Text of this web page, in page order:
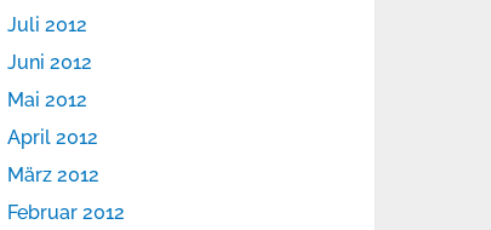
Juli 2012
Juni 2012
Mai 2012
April 2012
März 2012
Februar 2012